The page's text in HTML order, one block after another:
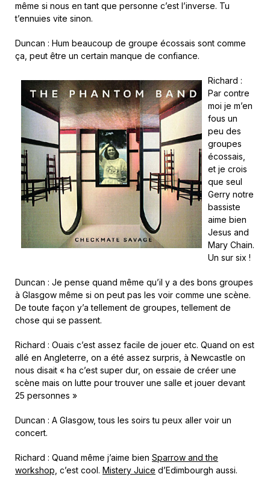
même si nous en tant que personne c’est l’inverse. Tu
t’ennuies vite sinon.
Duncan : Hum beaucoup de groupe écossais sont comme
ça, peut être un certain manque de confiance.
Richard :
Par contre
moi je m’en
fous un
peu des
groupes
écossais,
et je crois
que seul
Gerry notre
bassiste
aime bien
Jesus and
Mary Chain.
Un sur six !
Duncan : Je pense quand même qu’il y a des bons groupes
à Glasgow même si on peut pas les voir comme une scène.
De toute façon y’a tellement de groupes, tellement de
chose qui se passent.
Richard : Ouais c’est assez facile de jouer etc. Quand on est
allé en Angleterre, on a été assez surpris, à Newcastle on
nous disait « ha c’est super dur, on essaie de créer une
scène mais on lutte pour trouver une salle et jouer devant
25 personnes »
Duncan : A Glasgow, tous les soirs tu peux aller voir un
concert.
Richard : Quand même j’aime bien Sparrow and the
workshop, c’est cool. Mistery Juice d’Edimbourgh aussi.